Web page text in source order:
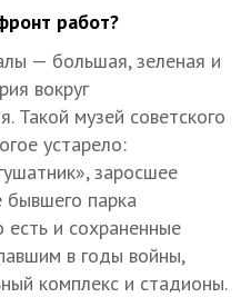
работ?
— большая, зеленая и
вокруг
Такой музей советского
устарело:
заросшее
парка
и сохраненные
в годы войны,
комплекс и стадионы.